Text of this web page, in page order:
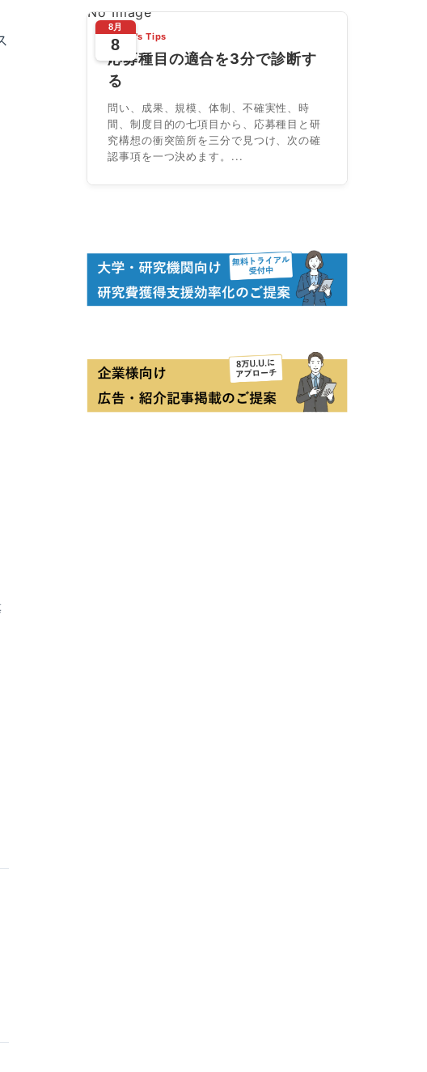
No Image
8月
8
Today's Tips
応募種目の適合を3分で診断す
る
問い、成果、規模、体制、不確実性、時
間、制度目的の七項目から、応募種目と研
究構想の衝突箇所を三分で見つけ、次の確
認事項を一つ決めます。...